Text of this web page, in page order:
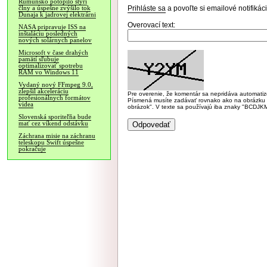
Rumunsko potopilo štyri
člny a úspešne zvýšilo tok
Dunaja k jadrovej elektrárni
NASA pripravuje ISS na
inštaláciu posledných
nových solárnych panelov
Microsoft v čase drahých
pamätí sľubuje
optimalizovať spotrebu
RAM vo Windows 11
Vydaný nový FFmpeg 9.0,
zlepšil akceleráciu
profesionálnych formátov
videa
Slovenská sporiteľňa bude
mať cez víkend odstávku
Záchrana misie na záchranu
teleskopu Swift úspešne
pokračuje
Prihláste sa a povoľte si emailové
Overovací text:
Pre overenie, že komentár sa nepridáva
Písmená musíte zadávať rovnako ako na
obrázok". V texte sa používajú iba znaky